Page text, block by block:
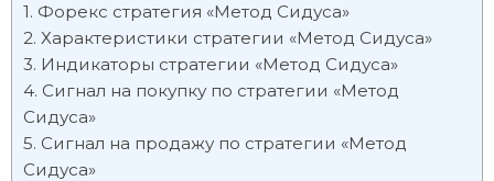
Форекс стратегия «Метод Сидуса»
Характеристики стратегии «Метод Сидуса»
Индикаторы стратегии «Метод Сидуса»
Сигнал на покупку по стратегии «Метод
Сидуса»
Сигнал на продажу по стратегии «Метод
Сидуса»